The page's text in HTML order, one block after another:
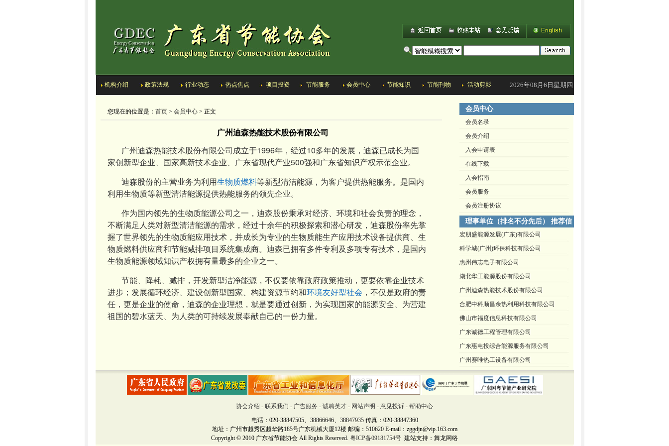
2026年08月6日星期四
机构介绍 政策法规 行业动态 热点焦点 项目投资 节能服务 会员中心 节能知识 节能刊物 活动剪影
您现在的位置是： 首页> 会员中心 > 正文
广州迪森热能技术股份有限公司
广州迪森热能技术股份有限公司成立于1996年，经过10多年的发展，迪森已成长为国
家创新型企业、国家高新技术企业、广东省现代产业500强和广东省知识产权示范企业。
迪森股份的主营业务为利用生物质燃料等新型清洁能源，为客户提供热能服务。是国内
利用生物质等新型清洁能源提供热能服务的领先企业。
作为国内领先的生物质能源公司之一，迪森股份秉承对经济、环境和社会负责的理念，
不断满足人类对新型清洁能源的需求，经过十余年的积极探索和潜心研发，迪森股份率先掌
握了世界领先的生物质能应用技术，并成长为专业的生物质能生产应用技术设备提供商、生
物质燃料供应商和节能减排项目系统集成商。迪森已拥有多件专利及多项专有技术，是国内
生物质能源领域知识产权拥有量最多的企业之一。
节能、降耗、减排，开发新型洁净能源，不仅要依靠政府政策推动，更要依靠企业技术
进步；发展循环经济、建设创新型国家、构建资源节约和环境友好型社会 ，不仅是政府的责
任，更是企业的使命，迪森的企业理想，就是要通过创新，为实现国家的能源安全、为营建
祖国的碧水蓝天、为人类的可持续发展奉献自己的一份力量。
会员中心
会员名录
会员介绍
入会申请表
在线下载
入会指南
会员服务
会员注册协议
理事单位（排名不分先后） 推荐信
息
宏朋盛能源发展(广东)有限公司
科学城(广州)环保科技有限公司
惠州伟志电子有限公司
湖北华工能源股份有限公司
广州迪森热能技术股份有限公司
合肥中科顺昌余热利用科技有限公司
佛山市福度信息科技有限公司
广东诚德工程管理有限公司
广东惠电投综合能源服务有限公司
广州赛唯热工设备有限公司
协会介绍 - 联系我们 - 广告服务 - 诚聘英才 - 网站声明 - 意见投诉 - 帮助中心
电话：020-38847505、38866646、38847935 传真：020-38847360
地址：广州市越秀区越华路185号广东机械大厦12楼 邮编：510620 E-mail：zggdjn@vip.163.com
Copyright © 2010 广东省节能协会 All Rights Reserved. 粤ICP备09181754号 建站支持： 舞龙网络